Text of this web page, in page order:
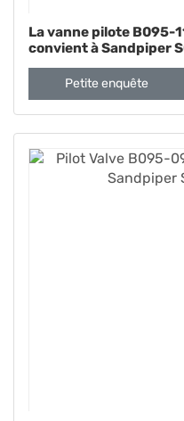
La vanne pilote B095-
convient à Sandpiper
Petite enquête